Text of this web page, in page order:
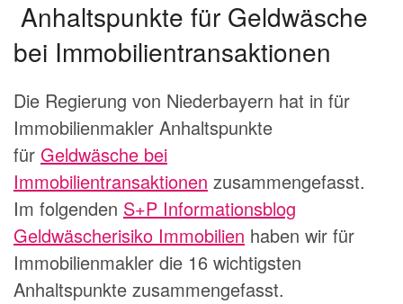
Anhaltspunkte für Geldwäsche
bei Immobilientransaktionen
Die Regierung von Niederbayern hat in für
Immobilienmakler Anhaltspunkte
für Geldwäsche bei
Immobilientransaktionen zusammengefasst.
Im folgenden S+P Informationsblog
Geldwäscherisiko Immobilien haben wir für
Immobilienmakler die 16 wichtigsten
Anhaltspunkte zusammengefasst.